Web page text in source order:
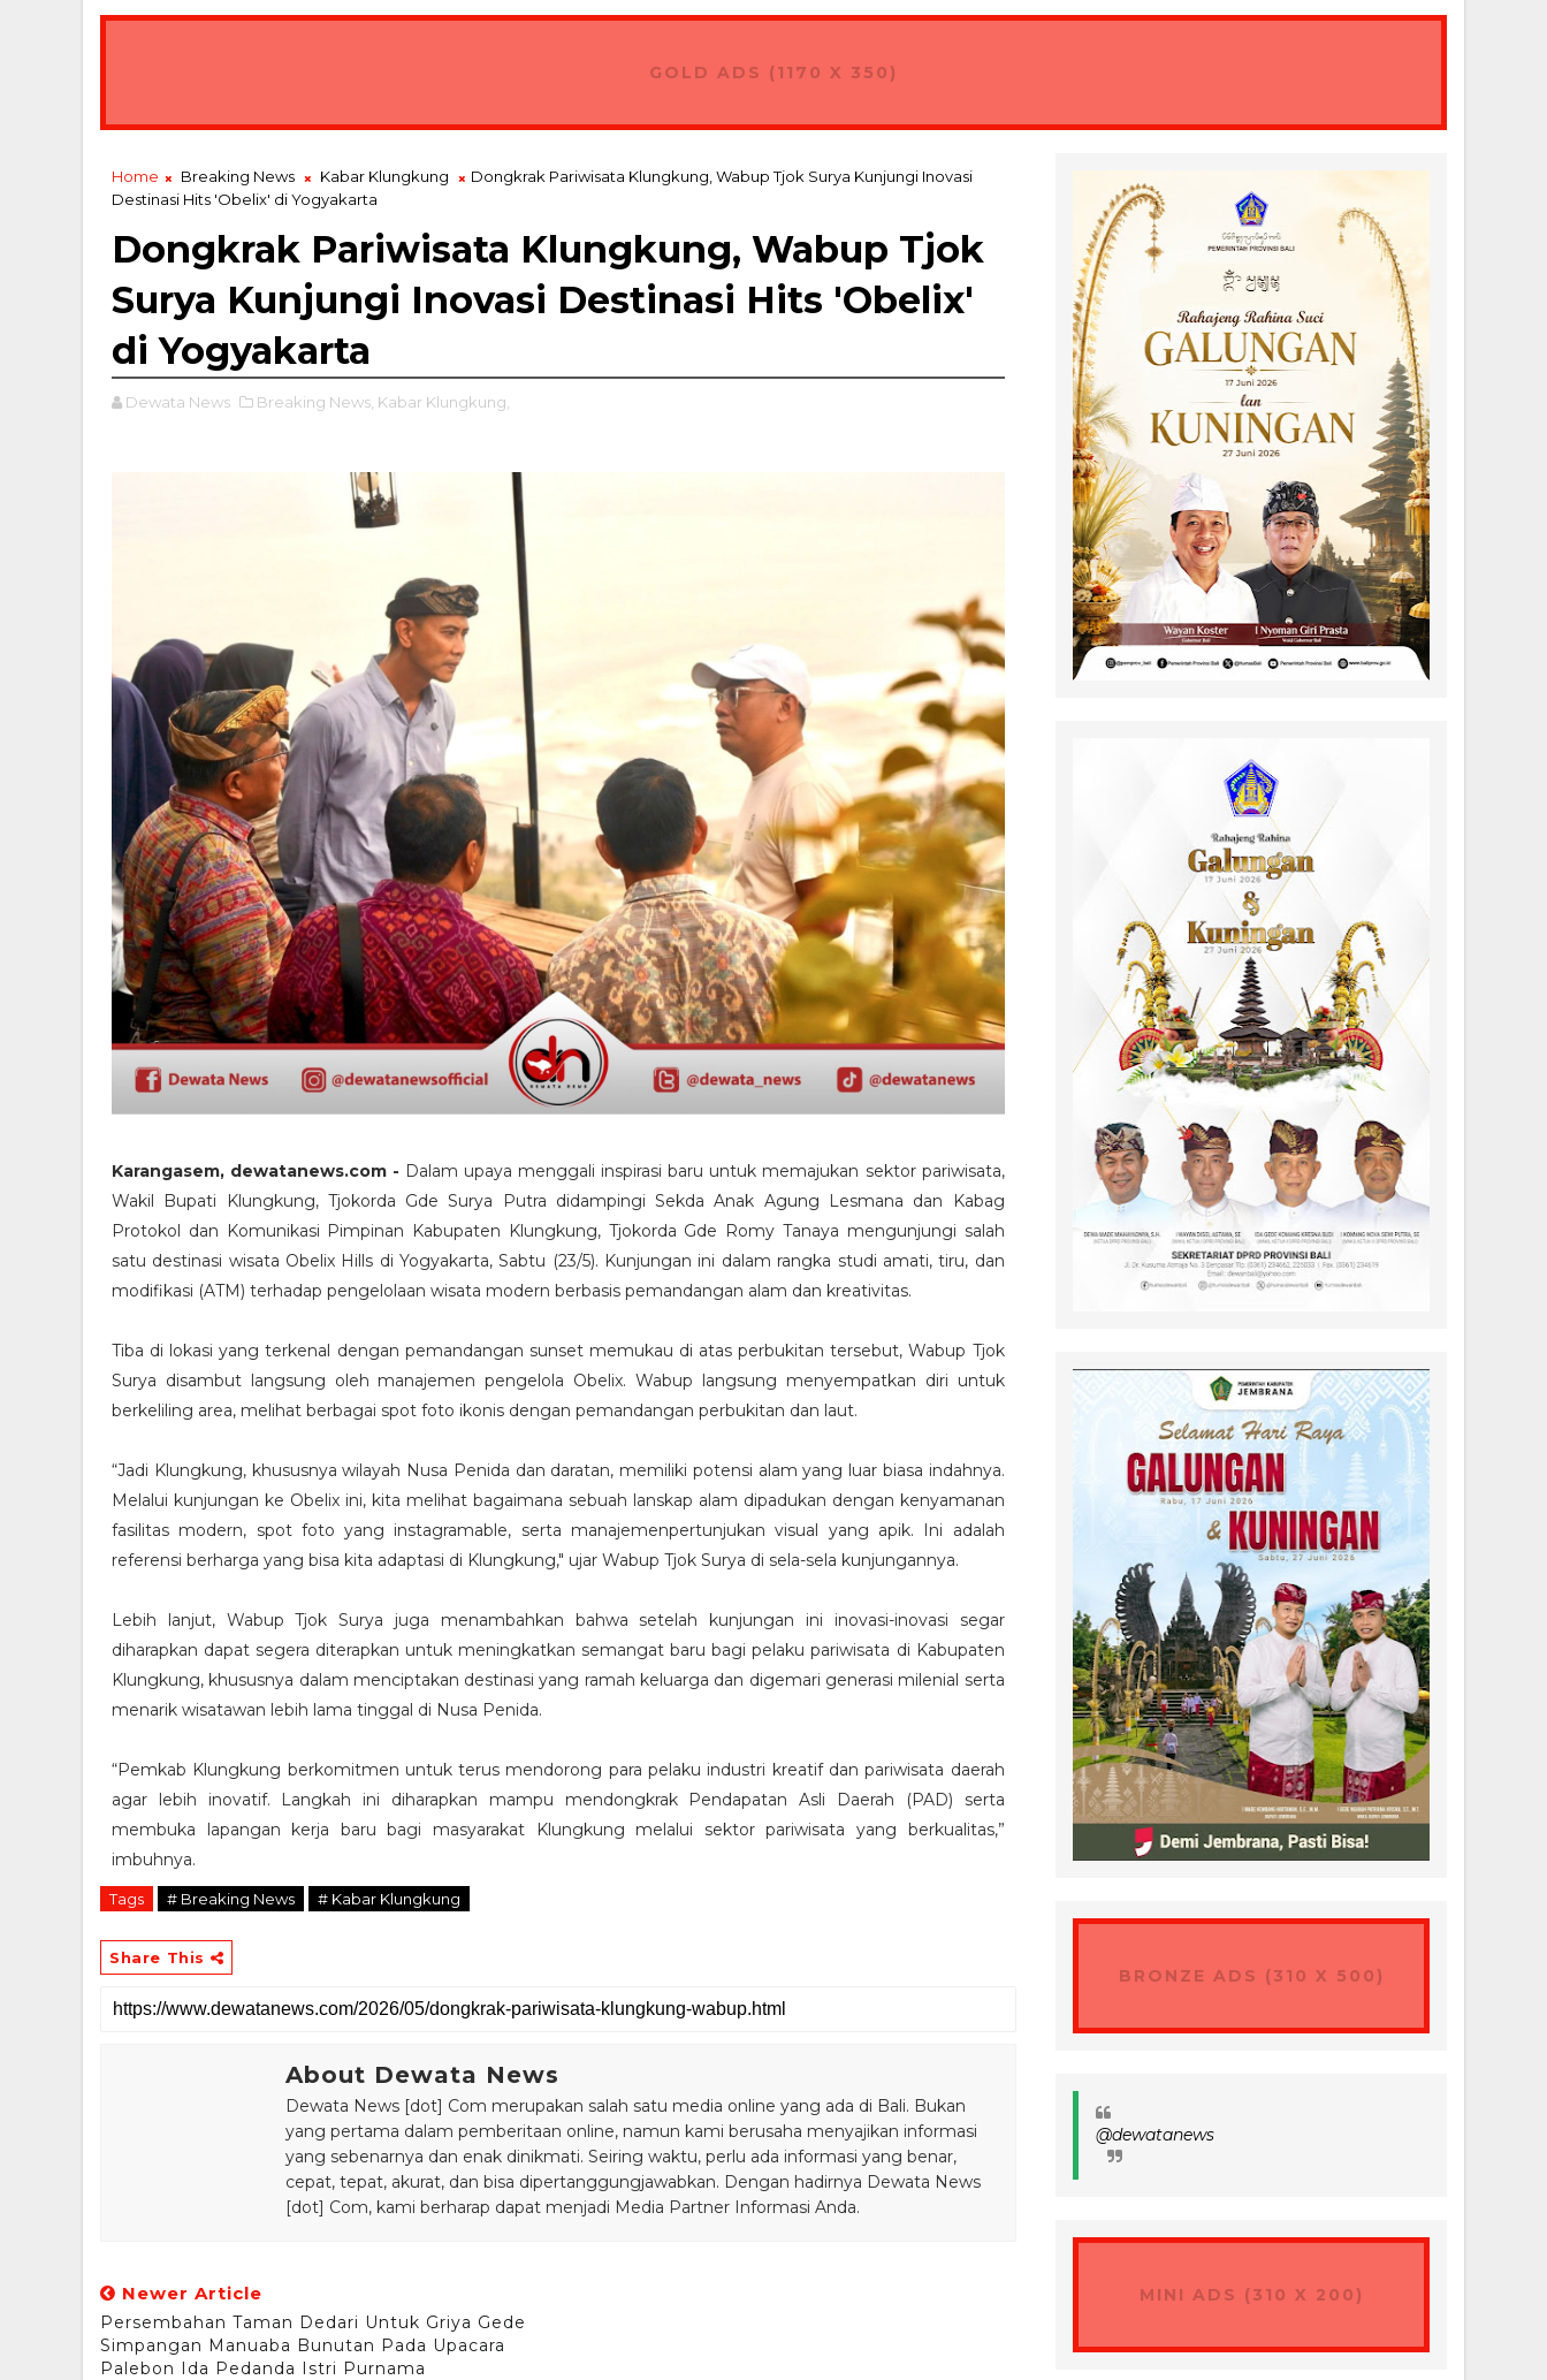
BREAKING NEWS Gubernur Koster Tegaskan UMKM Jangan Pulang Bawa Dagangan dari Nusa Dua Eco Market
GOLD ADS (1170 X 350)
Home Breaking News Kabar Klungkung
Dongkrak Pariwisata Klungkung, Wabup Tjok Surya Kunjungi Inovasi
Destinasi Hits 'Obelix' di Yogyakarta
Dongkrak Pariwisata Klungkung, Wabup Tjok
Surya Kunjungi Inovasi Destinasi Hits 'Obelix'
di Yogyakarta
Dewata News Breaking News, Kabar Klungkung,
Karangasem, dewatanews.com - Dalam upaya menggali inspirasi baru untuk memajukan sektor pariwisata,
Wakil Bupati Klungkung, Tjokorda Gde Surya Putra didampingi Sekda Anak Agung Lesmana dan Kabag
Protokol dan Komunikasi Pimpinan Kabupaten Klungkung, Tjokorda Gde Romy Tanaya mengunjungi salah
satu destinasi wisata Obelix Hills di Yogyakarta, Sabtu (23/5). Kunjungan ini dalam rangka studi amati, tiru, dan
modifikasi (ATM) terhadap pengelolaan wisata modern berbasis pemandangan alam dan kreativitas.
Tiba di lokasi yang terkenal dengan pemandangan sunset memukau di atas perbukitan tersebut, Wabup Tjok
Surya disambut langsung oleh manajemen pengelola Obelix. Wabup langsung menyempatkan diri untuk
berkeliling area, melihat berbagai spot foto ikonis dengan pemandangan perbukitan dan laut.
“Jadi Klungkung, khususnya wilayah Nusa Penida dan daratan, memiliki potensi alam yang luar biasa indahnya.
Melalui kunjungan ke Obelix ini, kita melihat bagaimana sebuah lanskap alam dipadukan dengan kenyamanan
fasilitas modern, spot foto yang instagramable, serta manajemenpertunjukan visual yang apik. Ini adalah
referensi berharga yang bisa kita adaptasi di Klungkung," ujar Wabup Tjok Surya di sela-sela kunjungannya.
Lebih lanjut, Wabup Tjok Surya juga menambahkan bahwa setelah kunjungan ini inovasi-inovasi segar
diharapkan dapat segera diterapkan untuk meningkatkan semangat baru bagi pelaku pariwisata di Kabupaten
Klungkung, khususnya dalam menciptakan destinasi yang ramah keluarga dan digemari generasi milenial serta
menarik wisatawan lebih lama tinggal di Nusa Penida.
“Pemkab Klungkung berkomitmen untuk terus mendorong para pelaku industri kreatif dan pariwisata daerah
agar lebih inovatif. Langkah ini diharapkan mampu mendongkrak Pendapatan Asli Daerah (PAD) serta
membuka lapangan kerja baru bagi masyarakat Klungkung melalui sektor pariwisata yang berkualitas,”
imbuhnya.
Tags # Breaking News # Kabar Klungkung
Share This
About Dewata News
Dewata News [dot] Com merupakan salah satu media online yang ada di Bali. Bukan
yang pertama dalam pemberitaan online, namun kami berusaha menyajikan informasi
yang sebenarnya dan enak dinikmati. Seiring waktu, perlu ada informasi yang benar,
cepat, tepat, akurat, dan bisa dipertanggungjawabkan. Dengan hadirnya Dewata News
[dot] Com, kami berharap dapat menjadi Media Partner Informasi Anda.
Newer Article
Persembahan Taman Dedari Untuk Griya Gede
Simpangan Manuaba Bunutan Pada Upacara
Palebon Ida Pedanda Istri Purnama
BRONZE ADS (310 X 500)
@dewatanews
MINI ADS (310 X 200)